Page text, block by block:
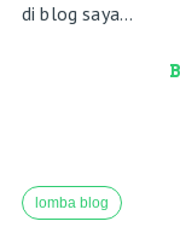
di blog saya...
lomba blog